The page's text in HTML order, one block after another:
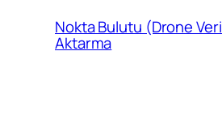
Nokta Bulutu (Drone
Aktarma